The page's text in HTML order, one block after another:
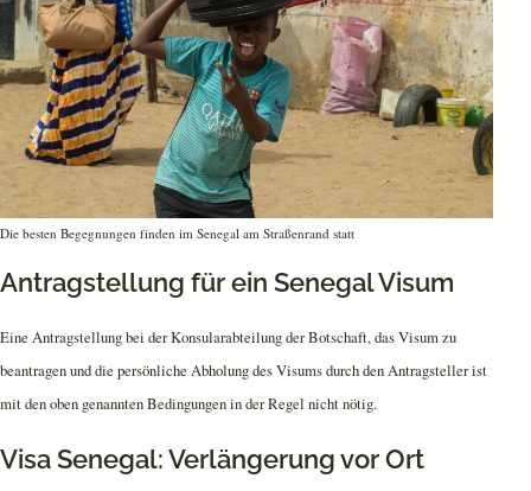
Die besten Begegnungen finden im Senegal am Straßenrand statt
Antragstellung für ein Senegal Visum
Eine Antragstellung bei der Konsularabteilung der Botschaft, das Visum zu
beantragen und die persönliche Abholung des Visums durch den Antragsteller ist
mit den oben genannten Bedingungen in der Regel nicht nötig.
Visa Senegal: Verlängerung vor Ort